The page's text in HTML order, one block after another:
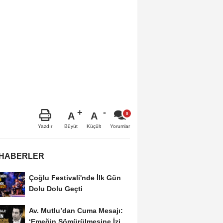
Yazdır
A
Büyüt
A
Küçült Yorumlar
Çoğlu Festivali'nde İlk Gün
Dolu Dolu Geçti
Av. Mutlu’dan Cuma Mesajı: